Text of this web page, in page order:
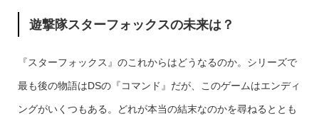
遊撃隊スターフォックスの未来は？
『スターフォックス』のこれからはどうなるのか。シリーズで
最も後の物語はDSの『コマンド』だが、このゲームはエンディ
ングがいくつもある。どれが本当の結末なのかを尋ねるととも